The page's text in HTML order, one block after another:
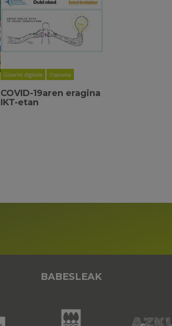
Gizarte digitala Osasuna
COVID-19aren eragina
IKT-etan
BABESLEAK